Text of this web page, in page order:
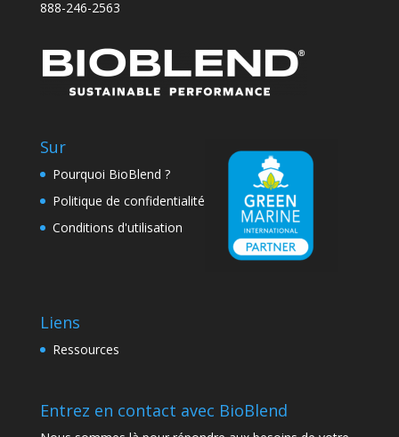
888-246-2563
Sur
Pourquoi BioBlend ?
Politique de confidentialité
Conditions d'utilisation
Liens
Ressources
Entrez en contact avec BioBlend